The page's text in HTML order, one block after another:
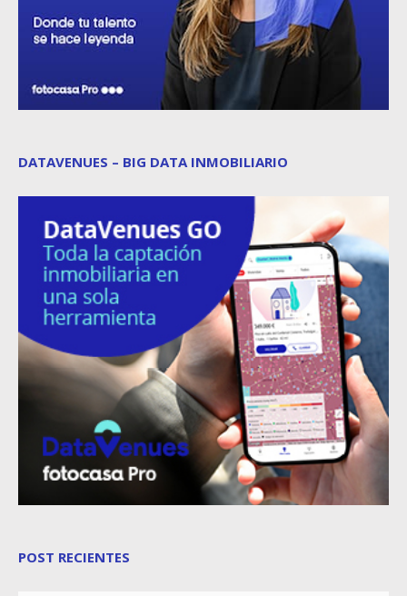
DATAVENUES – BIG DATA INMOBILIARIO
POST RECIENTES